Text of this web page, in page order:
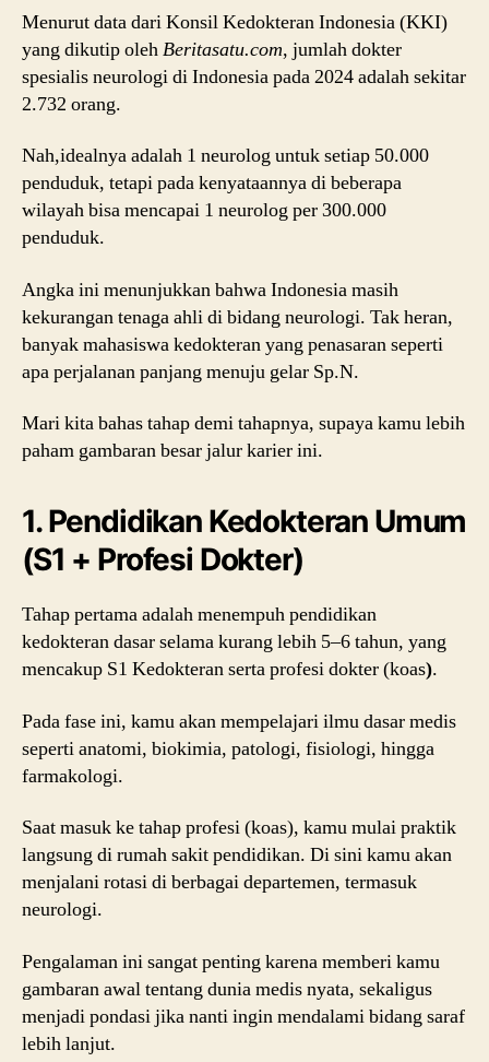
Menurut data dari Konsil Kedokteran Indonesia (KKI)
yang dikutip olehBeritasatu.com, jumlah dokter
spesialis neurologi di Indonesia pada 2024 adalah sekitar
2.732 orang.
Nah,idealnya adalah 1 neurolog untuk setiap 50.000
penduduk, tetapi pada kenyataannya di beberapa
wilayah bisa mencapai 1 neurolog per 300.000
penduduk.
Angka ini menunjukkan bahwa Indonesia masih
kekurangan tenaga ahli di bidang neurologi. Tak heran,
banyak mahasiswa kedokteran yang penasaran seperti
apa perjalanan panjang menuju gelar Sp.N.
Mari kita bahas tahap demi tahapnya, supaya kamu lebih
paham gambaran besar jalur karier ini.
1. Pendidikan Kedokteran Umum
(S1 + Profesi Dokter)
Tahap pertama adalah menempuh pendidikan
kedokteran dasar selama kurang lebih 5–6 tahun, yang
mencakup S1 Kedokteran serta profesi dokter (koas).
Pada fase ini, kamu akan mempelajari ilmu dasar medis
seperti anatomi, biokimia, patologi, fisiologi, hingga
farmakologi.
Saat masuk ke tahap profesi (koas), kamu mulai praktik
langsung di rumah sakit pendidikan. Di sini kamu akan
menjalani rotasi di berbagai departemen, termasuk
neurologi.
Pengalaman ini sangat penting karena memberi kamu
gambaran awal tentang dunia medis nyata, sekaligus
menjadi pondasi jika nanti ingin mendalami bidang saraf
lebih lanjut.